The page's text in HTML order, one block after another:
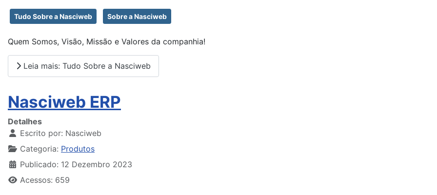
Tudo Sobre a Nasciweb Sobre a Nasciweb
Quem Somos, Visão, Missão e Valores da companhia!
Leia mais: Tudo Sobre a Nasciweb
Nasciweb ERP
Detalhes
Escrito por: Nasciweb
Categoria: Produtos
Publicado: 12 Dezembro 2023
Acessos: 659